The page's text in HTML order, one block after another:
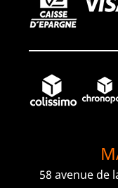
58 avenue de